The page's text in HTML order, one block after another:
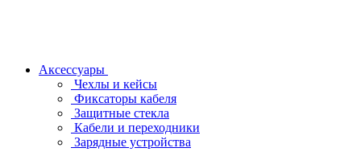
Аксессуары
Чехлы и кейсы
Фиксаторы кабеля
Защитные стекла
Кабели и переходники
Зарядные устройства